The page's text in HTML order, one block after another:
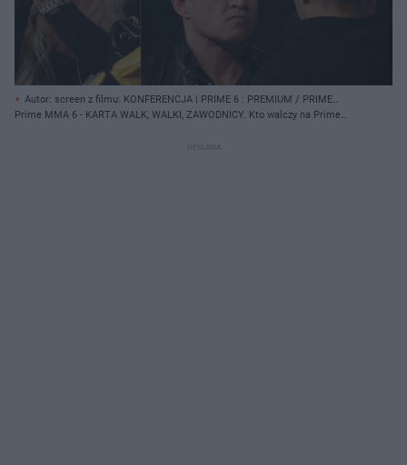
Autor: screen z filmu: KONFERENCJA | PRIME 6 : PREMIUM / PRIME
SHOW MMA/ Archiwum prywatne
Prime MMA 6 - KARTA WALK, WALKI, ZAWODNICY. Kto walczy na Prime